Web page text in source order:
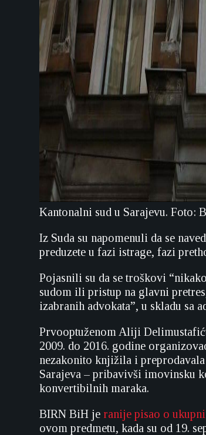
Kantonalni sud u Sarajevu. Foto:
Iz Suda su napomenuli da se
preduzete u fazi istrage, fazi
Pojasnili su da se troškovi
sudom ili pristup na glavni
izabranih advokata”, u skladu sa
Prvooptuženom Aliji
2009. do 2016. godine
nezakonito knjižila i
Sarajeva – pribavivši imovinsku
konvertibilnih maraka.
BIRN BiH je ranije pisao o
ovom predmetu, kada su od 19.